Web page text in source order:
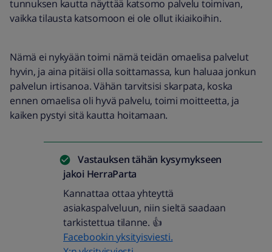
tunnuksen kautta näyttää katsomo palvelu toimivan,
vaikka tilausta katsomoon ei ole ollut ikiaikoihin.
Nämä ei nykyään toimi nämä teidän omaelisa palvelut
hyvin, ja aina pitäisi olla soittamassa, kun haluaa jonkun
palvelun irtisanoa. Vähän tarvitsisi skarpata, koska
ennen omaelisa oli hyvä palvelu, toimi moitteetta, ja
kaiken pystyi sitä kautta hoitamaan.
Vastauksen tähän kysymykseen
jakoi HerraParta
Kannattaa ottaa yhteyttä
asiakaspalveluun, niin sieltä saadaan
tarkistettua tilanne. 👍
Facebookin yksityisviesti.